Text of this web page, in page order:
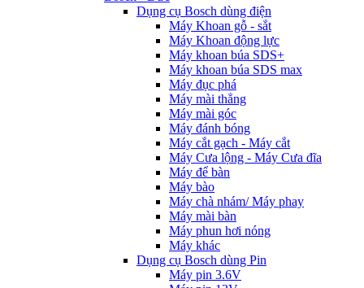
Dụng cụ Bosch dùng điện
Máy Khoan gỗ - sắt
Máy Khoan động lực
Máy khoan búa SDS+
Máy khoan búa SDS max
Máy đục phá
Máy mài thẳng
Máy mài góc
Máy đánh bóng
Máy cắt gạch - Máy cắt
Máy Cưa lộng - Máy Cưa đĩa
Máy để bàn
Máy bào
Máy chà nhám/ Máy phay
Máy mài bàn
Máy phun hơi nóng
Máy khác
Dụng cụ Bosch dùng Pin
Máy pin 3.6V